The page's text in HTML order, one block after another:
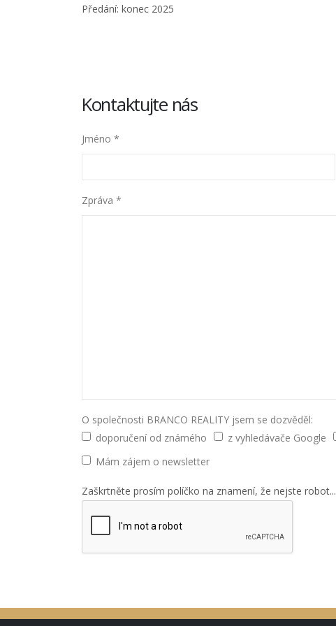
Předání: konec 2025
Kontaktujte nás
Jméno *
Zpráva *
O společnosti BRANCO REALITY jsem se dozvěděl:
doporučení od známého
z vyhledávače Google
Mám zájem o newsletter
Zaškrtněte prosím políčko na znamení, že nejste robot...